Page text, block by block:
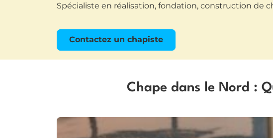
Spécialiste en réalisation, fondation, construction de
Contactez un chapiste
Chape dans le Nord :